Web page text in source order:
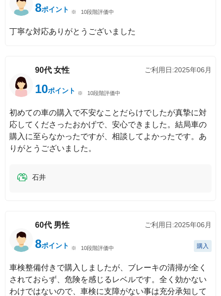
8ポイント 10段階評価中
丁寧な対応ありがとうございました
90代 女性 ご利用日:2025年06月
10ポイント 10段階評価中
初めての車の購入で不安なことだらけでしたが真摯に対
応してくださったおかげで、安心できました。結局車の
購入に至らなかったですが、相談してよかったです。あ
りがとうございました。
石井
60代 男性 ご利用日:2025年06月
8ポイント 10段階評価中 購入
車検整備付きで購入しましたが、ブレーキの清掃が全く
されておらず、危険を感じるレベルです。全く効かない
わけではないので、車検に支障がない事は充分承知して